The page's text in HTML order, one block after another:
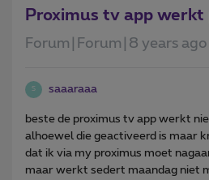
Proximus tv app
Forum|Forum|8 years ago
S saaaraaa
beste de proximus tv app werkt
alhoewel die geactiveerd is maar
dat ik via my proximus moet
maar werkt sedert maandag niet